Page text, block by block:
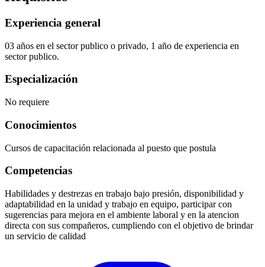
Experiencia general
03 años en el sector publico o privado, 1 año de experiencia en
sector publico.
Especialización
No requiere
Conocimientos
Cursos de capacitación relacionada al puesto que postula
Competencias
Habilidades y destrezas en trabajo bajo presión, disponibilidad y
adaptabilidad en la unidad y trabajo en equipo, participar con
sugerencias para mejora en el ambiente laboral y en la atencion
directa con sus compañeros, cumpliendo con el objetivo de brindar
un servicio de calidad